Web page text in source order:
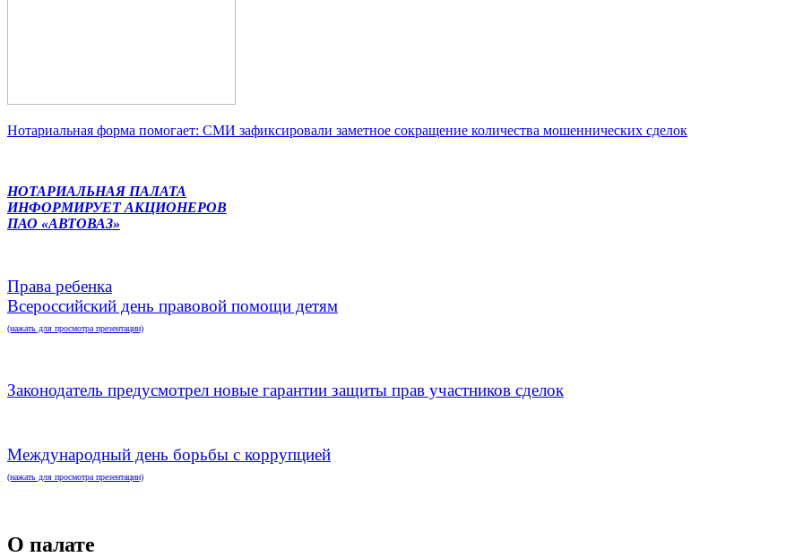
Нотариальная форма помогает: СМИ зафиксировали заметное сокращение количества мошеннических сделок
НОТАРИАЛЬНАЯ ПАЛАТА
ИНФОРМИРУЕТ АКЦИОНЕРОВ
ПАО «АВТОВАЗ»
Права ребенка
Всероссийский день правовой помощи детям
(нажать для просмотра презентации)
Законодатель предусмотрел новые гарантии защиты прав участников сделок
Международный день борьбы с коррупцией
(нажать для просмотра презентации)
О палате